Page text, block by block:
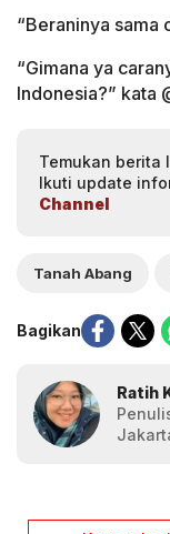
“Beraninya
“Gimana ya
Indonesia?”
Temukan berita
Ikuti update
Channel
Tanah Abang
Bagikan
Ratih